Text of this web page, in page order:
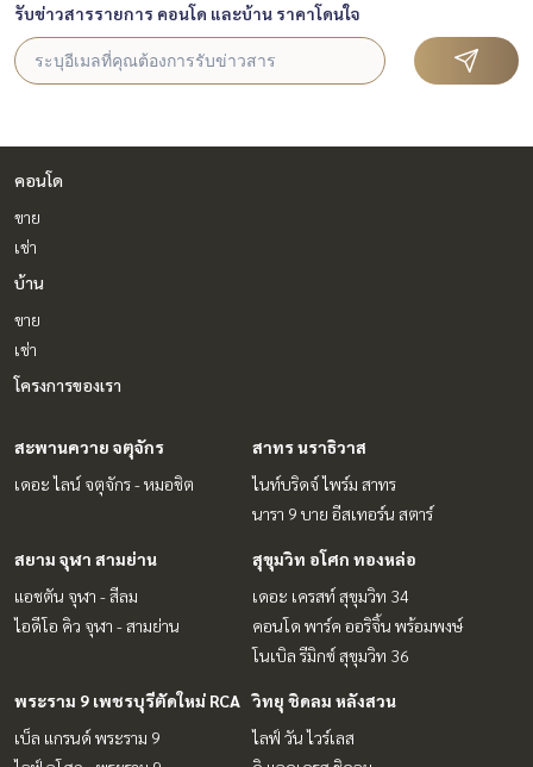
รับข่าวสารรายการ คอนโด และบ้าน ราคาโดนใจ
คอนโด
ขาย
เช่า
บ้าน
ขาย
เช่า
โครงการของเรา
สะพานควาย จตุจักร
เดอะ ไลน์ จตุจักร - หมอชิต
สาทร นราธิวาส
ไนท์บริดจ์ ไพร์ม สาทร
นารา 9 บาย อีสเทอร์น สตาร์
สยาม จุฬา สามย่าน
แอชตัน จุฬา - สีลม
ไอดีโอ คิว จุฬา - สามย่าน
สุขุมวิท อโศก ทองหล่อ
เดอะ เครสท์ สุขุมวิท 34
คอนโด พาร์ค ออริจิ้น พร้อมพงษ์
โนเบิล รีมิกซ์ สุขุมวิท 36
พระราม 9 เพชรบุรีตัดใหม่ RCA
เบ็ล แกรนด์ พระราม 9
วิทยุ ชิดลม หลังสวน
ไลฟ์ วัน ไวร์เลส